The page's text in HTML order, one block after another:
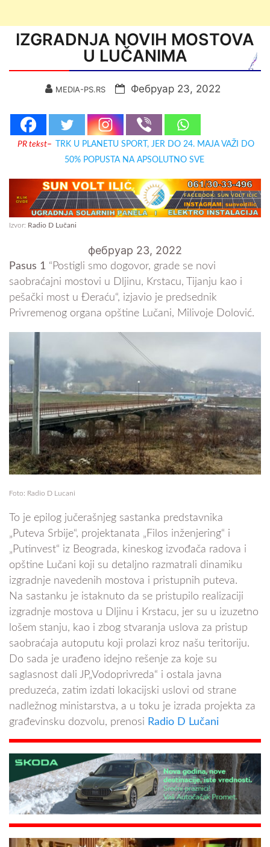
IZGRADNJA NOVIH MOSTOVA
U LUČANIMA
MEDIA-PS.RS Фебруар 23, 2022
PR tekst–
TRK U PLANETU SPORT, JER DO 24. MAJA VAŽI DO
50% POPUSTA NA APSOLUTNO SVE
Izvor: Radio D Lučani
фебруар 23, 2022
Pasus 1 “Postigli smo dogovor, grade se novi
saobraćajni mostovi u Dljinu, Krstacu, Tijanju kao i
pešački most u Đeraću“, izjavio je predsednik
Privremenog organa opštine Lučani, Milivoje Dolović.
Foto: Radio D Lucani
To je epilog jučerašnjeg sastanka predstavnika
„Puteva Srbije“, projektanata „Filos inženjering“ i
„Putinvest“ iz Beograda, kineskog izvođača radova i
opštine Lučani koji su detaljno razmatrali dinamiku
izgradnje navedenih mostova i pristupnih puteva.
Na sastanku je istaknuto da se pristupilo realizaciji
izgradnje mostova u Dljinu i Krstacu, jer su u izuzetno
lošem stanju, kao i zbog stvaranja uslova za pristup
saobraćaja autoputu koji prolazi kroz našu teritoriju.
Do sada je urađeno idejno rešenje za koje su
saglasnost dali JP„Vodoprivreda“ i ostala javna
preduzeća, zatim izdati lokacijski uslovi od strane
nadležnog ministarstva, a u toku je izrada projekta za
građevinsku dozvolu, prenosi Radio D Lučani